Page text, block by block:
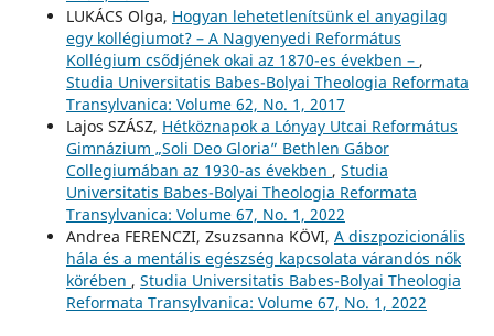
LUKÁCS Olga, Hogyan lehetetlenítsünk el anyagilag
egy kollégiumot? – A Nagyenyedi Református
Kollégium csődjének okai az 1870-es években – ,
Studia Universitatis Babes-Bolyai Theologia Reformata
Transylvanica: Volume 62, No. 1, 2017
Lajos SZÁSZ, Hétköznapok a Lónyay Utcai Református
Gimnázium „Soli Deo Gloria” Bethlen Gábor
Collegiumában az 1930-as években , Studia
Universitatis Babes-Bolyai Theologia Reformata
Transylvanica: Volume 67, No. 1, 2022
Andrea FERENCZI, Zsuzsanna KÖVI, A diszpozicionális
hála és a mentális egészség kapcsolata várandós nők
körében , Studia Universitatis Babes-Bolyai Theologia
Reformata Transylvanica: Volume 67, No. 1, 2022